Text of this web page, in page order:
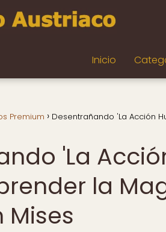
Inicio
Premium
Desentrañando 'La Acción
'La
la
Mises